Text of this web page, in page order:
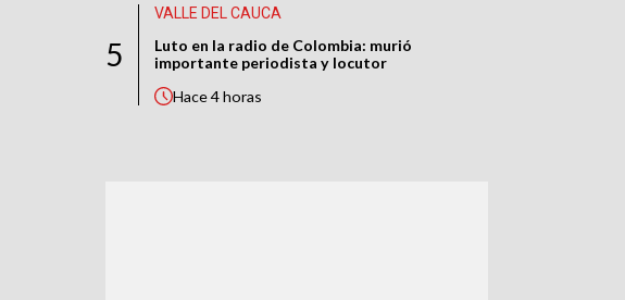
5
VALLE DEL CAUCA
Luto en la radio de Colombia: murió
importante periodista y locutor
Hace4 horas